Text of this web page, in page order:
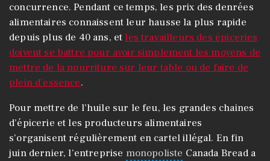
concurrence. Pendant ce temps, les prix des denrées
alimentaires connaissent leur hausse la plus rapide
depuis plus de 40 ans, etles travailleurs des épiceries
doivent se battre pour avoir simplement les moyens de
mettre de la nourriture sur leur table ou de faire de
plein d’essence.
Pour mettre de l’huile sur le feu, les grandes chaines
d’épicerie et les producteurs alimentaires
s’organisent régulièrement en cartel illégal. En fin
juin dernier, l’entreprise monopoliste Canada Bread a